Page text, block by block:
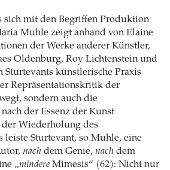
sich mit den Begriffen Produktion
Muhle zeigt anhand von Elaine
der Werke anderer Künstler,
Oldenburg, Roy Lichtenstein und
Sturtevants künstlerische Praxis
Repräsentationskritik der
sondern auch die
der Essenz der Kunst
Wiederholung des
leiste Sturtevant, so Muhle, eine
nach dem Genie, nach dem
„mindere Mimesis“ (62): Nicht nur